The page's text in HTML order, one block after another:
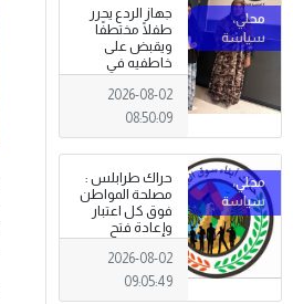
جهاز الردع يحرر
طفلًا مختطفًا
ويقبض على
خاطفيه في
طرابلس
2026-08-02
08:50:09
حراك طرابلس :
مصلحة المواطن
فوق كل اعتبار
وإعادة فتح
المؤسسات
جاءت استجابةً
للإرادة الشعبية
2026-08-02
09:05:49